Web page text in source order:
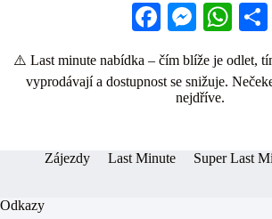
Fa
ce
bo
ok
M
es
se
ng
W
ts
⚠️ Last minute nabídka – čím blíže je odlet,
vyprodávají a dostupnost se snižuje.
nejdříve.
Zájezdy Last Minute Super Last
Odkazy